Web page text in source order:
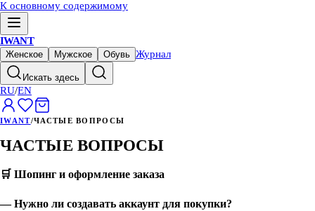
К основному содержимому
IWANT
Женское Мужское Обувь Журнал
Искать здесь
RU/EN
IWANT/ЧАСТЫЕ ВОПРОСЫ
ЧАСТЫЕ ВОПРОСЫ
🛒 Шопинг и оформление заказа
— Нужно ли создавать аккаунт для покупки?